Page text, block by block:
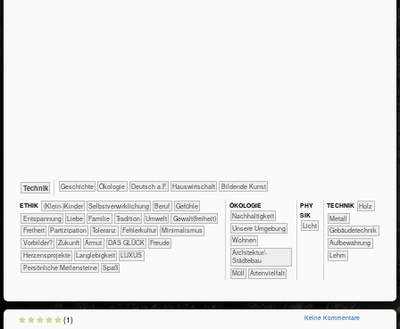
​Technik ​​​​​​​​Geschichte ​​​​​​​​Ökologie ​​​Deutsch a.F. ​Haus­wirtschaft Bildende Kunst
ETHIK (Klein-)Kinder ​​​​​​​​​​​​​​​​​​​​​​​​​​​​​​​​​​​​​​​​Selbst­verwirklichung ​​​​​​​​​​​​​​​Beruf
​​​​​​​​​​​​​​​Gefühle
​​​​​​​​​​​​​Entspannung
​​​​​​​​​​​​Liebe ​​​​​​​​​​​Familie ​​​​​​​​​​​Tradition ​​​​​Umwelt
​​​​Gewalt(freiheit)
​​​Freiheit
​​​Partizipation ​​​Toleranz ​​Fehlerkultur
​​Minimalismus
​​Vorbilder?
​Zukunft Armut DAS GLÜCK
Freude
Herzensprojekte
Langlebigkeit
LUXUS
Persönliche Meilensteine
Spaß
ÖKO​LOGIE
​​​​​​​​​​​​​​​Nachhaltigkeit
​​​​​​​​​​​​​Unsere Umgebung
​​​​Wohnen
​​​Architektur/­
Städtebau
​Müll
Artenvielfalt
PHY​
SIK
​​​​​Licht
TECH​NIK ​​​​​​​​Holz
​​​​​​​​Metall
​​​​​Gebäudetechnik
Aufbewahrung
Lehm
Keine Kommentare
(1)